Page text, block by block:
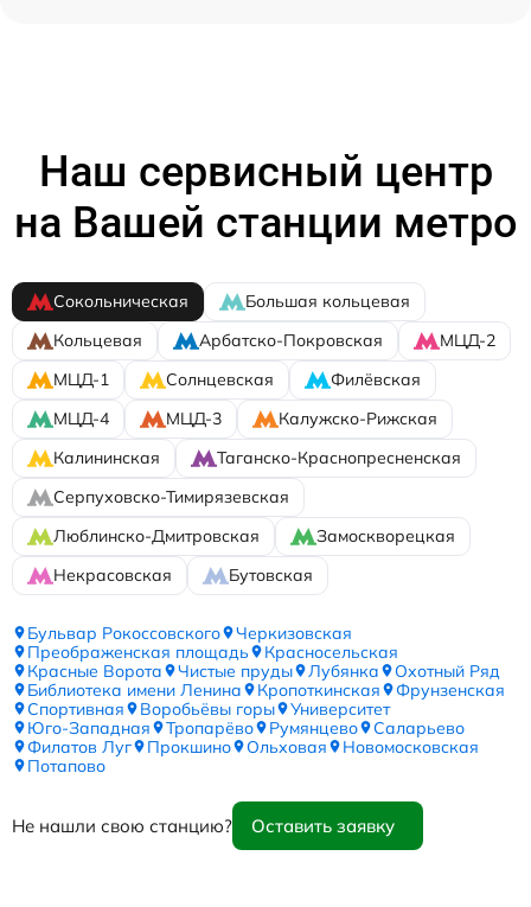
Наш сервисный центр
на Вашей станции метро
Сокольническая
Большая кольцевая
Кольцевая
Арбатско-Покровская
МЦД-2
МЦД-1
Солнцевская
Филёвская
МЦД-4
МЦД-3
Калужско-Рижская
Калининская
Таганско-Краснопресненская
Серпуховско-Тимирязевская
Люблинско-Дмитровская
Замоскворецкая
Некрасовская
Бутовская
Бульвар Рокоссовского
Черкизовская
Преображенская площадь
Красносельская
Красные Ворота
Чистые пруды Лубянка
Охотный Ряд
Библиотека имени Ленина
Кропоткинская
Фрунзенская
Спортивная
Воробьёвы горы
Университет
Юго-Западная
Тропарёво Румянцево
Саларьево
Филатов Луг
Прокшино Ольховая
Новомосковская
Потапово
Не нашли свою станцию? Оставить заявку